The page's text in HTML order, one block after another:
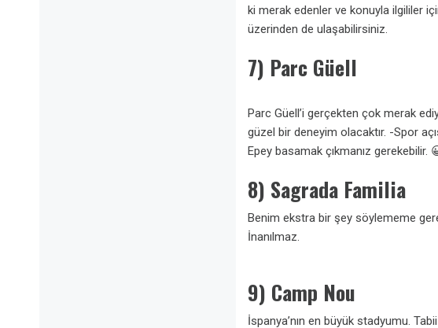
ki merak edenler ve konuyla ilgililer
üzerinden de ulaşabilirsiniz.
7) Parc Güell
Parc Güell’i gerçekten çok merak
güzel bir deneyim olacaktır. -Spor
Epey basamak çıkmanız gerekebilir.
8) Sagrada Familia
Benim ekstra bir şey söylememe
İnanılmaz.
9) Camp Nou
İspanya’nın en büyük stadyumu.